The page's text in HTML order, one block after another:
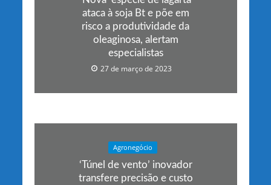
ataca à soja Bt e põe em
risco a produtividade da
oleaginosa, alertam
especialistas
27 de março de 2023
Agronegócio
‘Túnel de vento’ inovador
transfere precisão e custo